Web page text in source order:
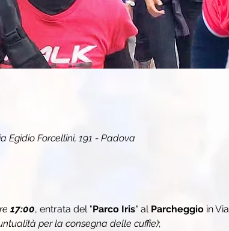
Egidio Forcellini, 191 - Padova
17:00, entrata del "Parco Iris" al Parcheggio in
per la consegna delle cuffie);